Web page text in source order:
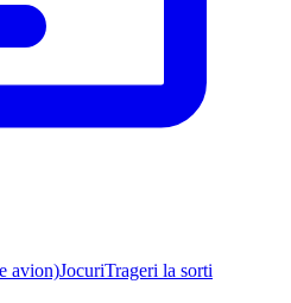
avion)JocuriTrageri la sorti